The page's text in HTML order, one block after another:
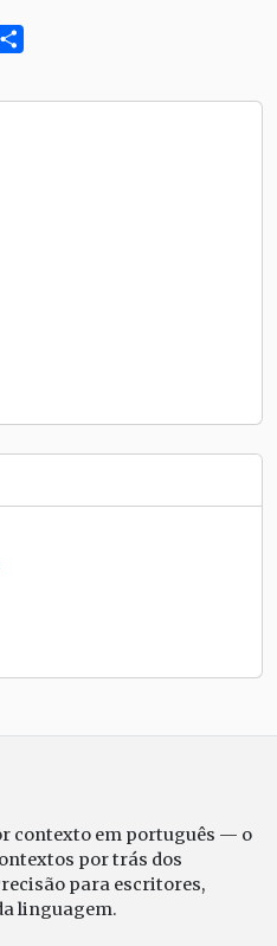
contexto em português — o
por trás dos
para escritores,
linguagem.